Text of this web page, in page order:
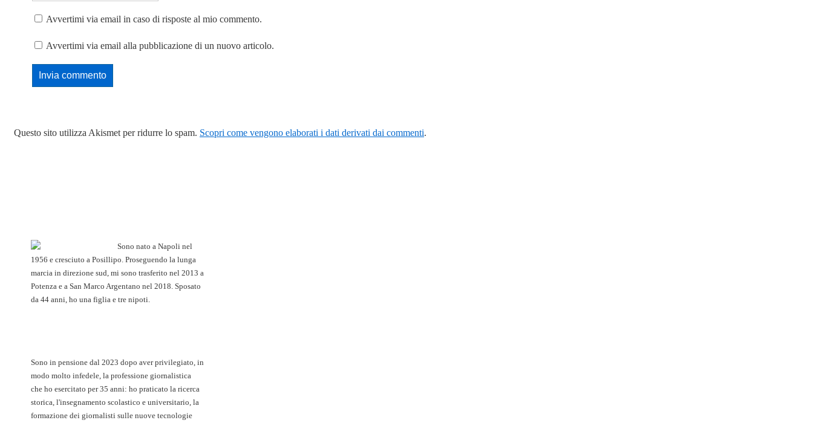
Avvertimi via email in caso di risposte al mio commento.
Avvertimi via email alla pubblicazione di un nuovo articolo.
Questo sito utilizza Akismet per ridurre lo spam. Scopri come vengono elaborati i dati derivati dai commenti.
Sono nato a Napoli nel
1956 e cresciuto a Posillipo. Proseguendo la lunga
marcia in direzione sud, mi sono trasferito nel 2013 a
Potenza e a San Marco Argentano nel 2018. Sposato
da 44 anni, ho una figlia e tre nipoti.
Sono in pensione dal 2023 dopo aver privilegiato, in
modo molto infedele, la professione giornalistica
che ho esercitato per 35 anni: ho praticato la ricerca
storica, l'insegnamento scolastico e universitario, la
formazione dei giornalisti sulle nuove tecnologie